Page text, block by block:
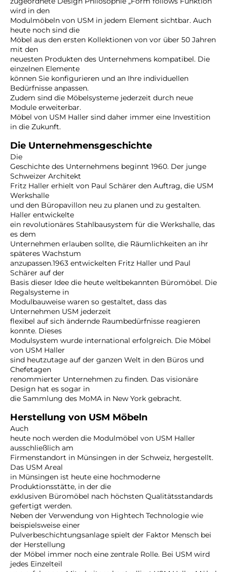
wird in den
Modulmöbeln von USM in jedem Element sichtbar. Auch
heute noch sind die
Möbel aus den ersten Kollektionen von vor über 50 Jahren
mit den
neuesten Produkten des Unternehmens kompatibel. Die
einzelnen Elemente
können Sie konfigurieren und an Ihre individuellen
Bedürfnisse anpassen.
Zudem sind die Möbelsysteme jederzeit durch neue
Module erweiterbar.
Möbel von USM Haller sind daher immer eine Investition
in die Zukunft.
Die Unternehmensgeschichte
Die
Geschichte des Unternehmens beginnt 1960. Der junge
Schweizer Architekt
Fritz Haller erhielt von Paul Schärer den Auftrag, die USM
Werkshalle
und den Büropavillon neu zu planen und zu gestalten.
Haller entwickelte
ein revolutionäres Stahlbausystem für die Werkshalle, das
es dem
Unternehmen erlauben sollte, die Räumlichkeiten an ihr
späteres Wachstum
anzupassen.1963 entwickelten Fritz Haller und Paul
Schärer auf der
Basis dieser Idee die heute weltbekannten Büromöbel. Die
Regalsysteme in
Modulbauweise waren so gestaltet, dass das
Unternehmen USM jederzeit
flexibel auf sich ändernde Raumbedürfnisse reagieren
konnte. Dieses
Modulsystem wurde international erfolgreich. Die Möbel
von USM Haller
sind heutzutage auf der ganzen Welt in den Büros und
Chefetagen
renommierter Unternehmen zu finden. Das visionäre
Design hat es sogar in
die Sammlung des MoMA in New York gebracht.
Herstellung von USM Möbeln
Auch
heute noch werden die Modulmöbel von USM Haller
ausschließlich am
Firmenstandort in Münsingen in der Schweiz, hergestellt.
Das USM Areal
in Münsingen ist heute eine hochmoderne
Produktionsstätte, in der die
exklusiven Büromöbel nach höchsten Qualitätsstandards
gefertigt werden.
Neben der Verwendung von Hightech Technologie wie
beispielsweise einer
Pulverbeschichtungsanlage spielt der Faktor Mensch bei
der Herstellung
der Möbel immer noch eine zentrale Rolle. Bei USM wird
jedes Einzelteil